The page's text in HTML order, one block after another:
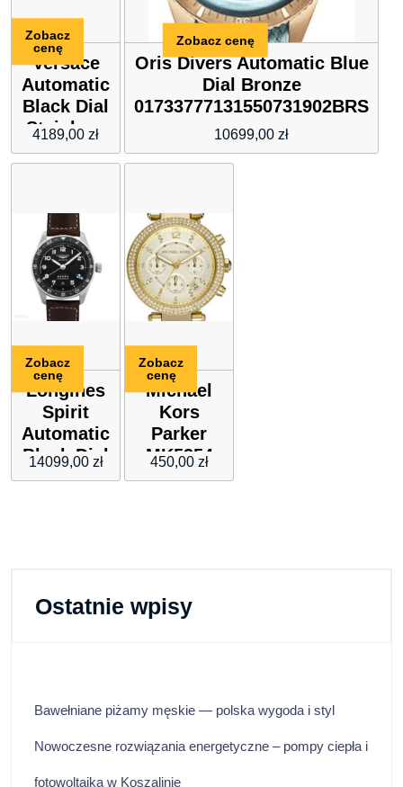
Versace
Automatic
Black Dial
Stainless
Steel
4189,00 zł
Zobacz
cenę
Oris Divers Automatic Blue
Dial Bronze
01733777131550731902BRS
10699,00 zł
Zobacz cenę
Longines
Spirit
Automatic
Black Dial
Stainless
14099,00 zł
Zobacz
cenę
Michael
Kors
Parker
MK5354
450,00 zł
Zobacz
cenę
Ostatnie wpisy
Bawełniane piżamy męskie — polska wygoda i styl
Nowoczesne rozwiązania energetyczne – pompy ciepła i
fotowoltaika w Koszalinie